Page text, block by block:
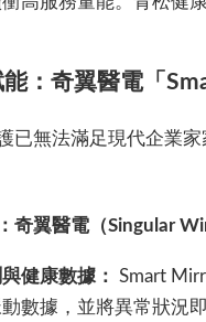
：奇翼醫電「
已無法滿足現代企業
奇翼醫電（Singular
健康數據： Smart
數據，並將異常狀況